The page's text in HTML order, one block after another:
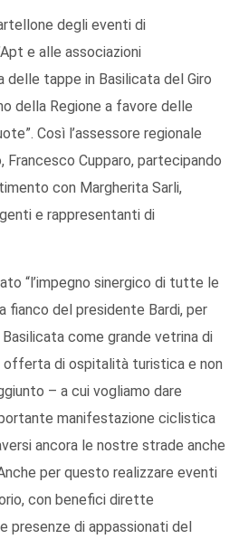
degli eventi di
e alle associazioni
delle tappe in Basilicata del Giro
della Regione a favore delle
Così l’assessore regionale
Francesco Cupparo, partecipando
con Margherita Sarli,
e rappresentanti di
“l’impegno sinergico di tutte le
fianco del presidente Bardi, per
Basilicata come grande vetrina di
offerta di ospitalità turistica e non
– a cui vogliamo dare
manifestazione ciclistica
ancora le nostre strade anche
per questo realizzare eventi
con benefici dirette
presenze di appassionati del